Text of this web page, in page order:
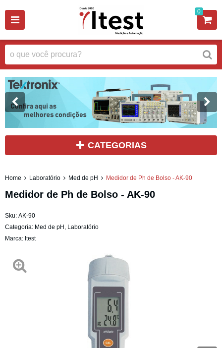
0
CATEGORIAS
Home Laboratório Med de pH Medidor de Ph de Bolso - AK-90
Medidor de Ph de Bolso - AK-90
Sku: AK-90
Categoria: Med de pH , Laboratório
Marca: Itest